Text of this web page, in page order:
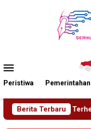
Mobile
Peristiwa Pemerintahan
Berita Terbaru
Lima KA Ikut